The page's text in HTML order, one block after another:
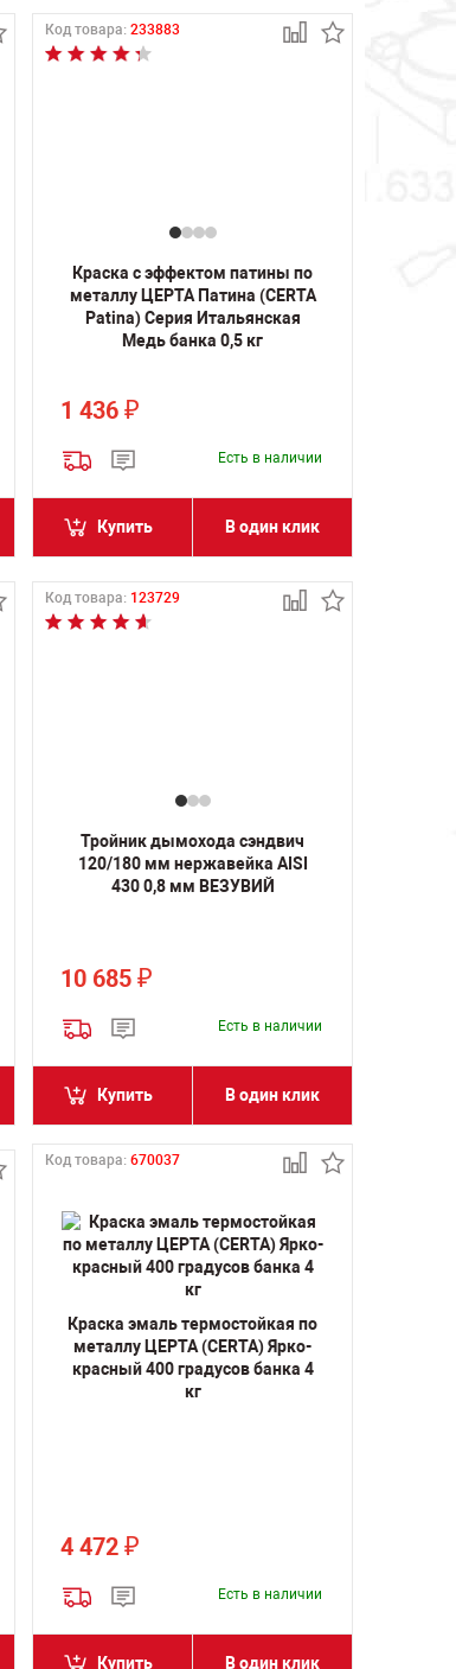
Код товара:233883
Краска с эффектом патины по
металлу ЦЕРТА Патина (CERTA
Patina) Серия Итальянская
Медь банка 0,5 кг
1 436₽
Есть в наличии
Купить В один клик
Код товара: 123729
Тройник дымохода сэндвич
120/180 мм нержавейка AISI
430 0,8 мм ВЕЗУВИЙ
10 685₽
Есть в наличии
Купить В один клик
Код товара:670037
Краска эмаль термостойкая по
металлу ЦЕРТА (CERTA) Ярко-
красный 400 градусов банка 4
кг
4 472₽
Есть в наличии
Купить В один клик